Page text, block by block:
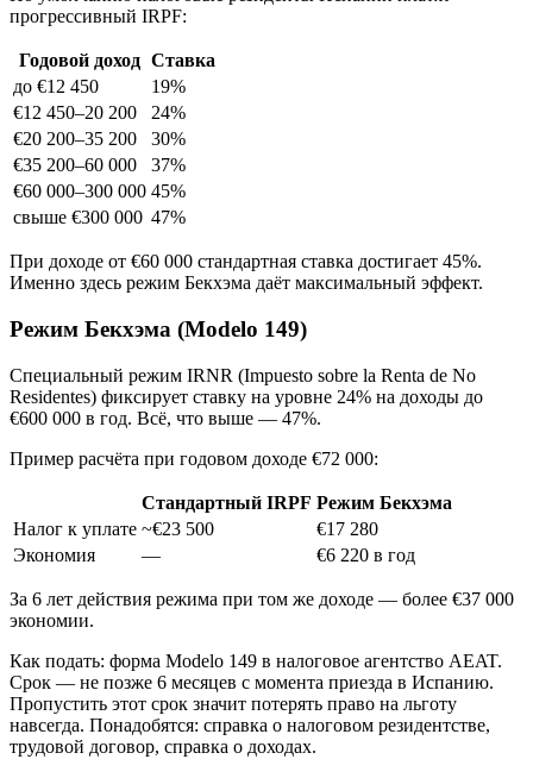
прогрессивный IRPF:
Годовой доход Ставка
до €12 450
19%
€12 450–20 200
24%
€20 200–35 200
30%
€35 200–60 000
37%
€60 000–300 000 45%
свыше €300 000 47%
При доходе от €60 000 стандартная ставка достигает 45%.
Именно здесь режим Бекхэма даёт максимальный эффект.
Режим Бекхэма (Modelo 149)
Специальный режим IRNR (Impuesto sobre la Renta de No
Residentes) фиксирует ставку на уровне 24% на доходы до
€600 000 в год. Всё, что выше — 47%.
Пример расчёта при годовом доходе €72 000:
Стандартный IRPF Режим Бекхэма
Налог к уплате ~€23 500
€17 280
Экономия
— €6 220 в год
За 6 лет действия режима при том же доходе — более €37 000
экономии.
Как подать: форма Modelo 149 в налоговое агентство AEAT.
Срок — не позже 6 месяцев с момента приезда в Испанию.
Пропустить этот срок значит потерять право на льготу
навсегда. Понадобятся: справка о налоговом резидентстве,
трудовой договор, справка о доходах.